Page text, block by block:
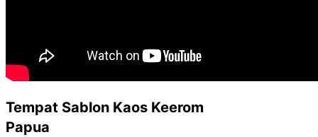
Tempat Sablon Kaos Keerom
Papua